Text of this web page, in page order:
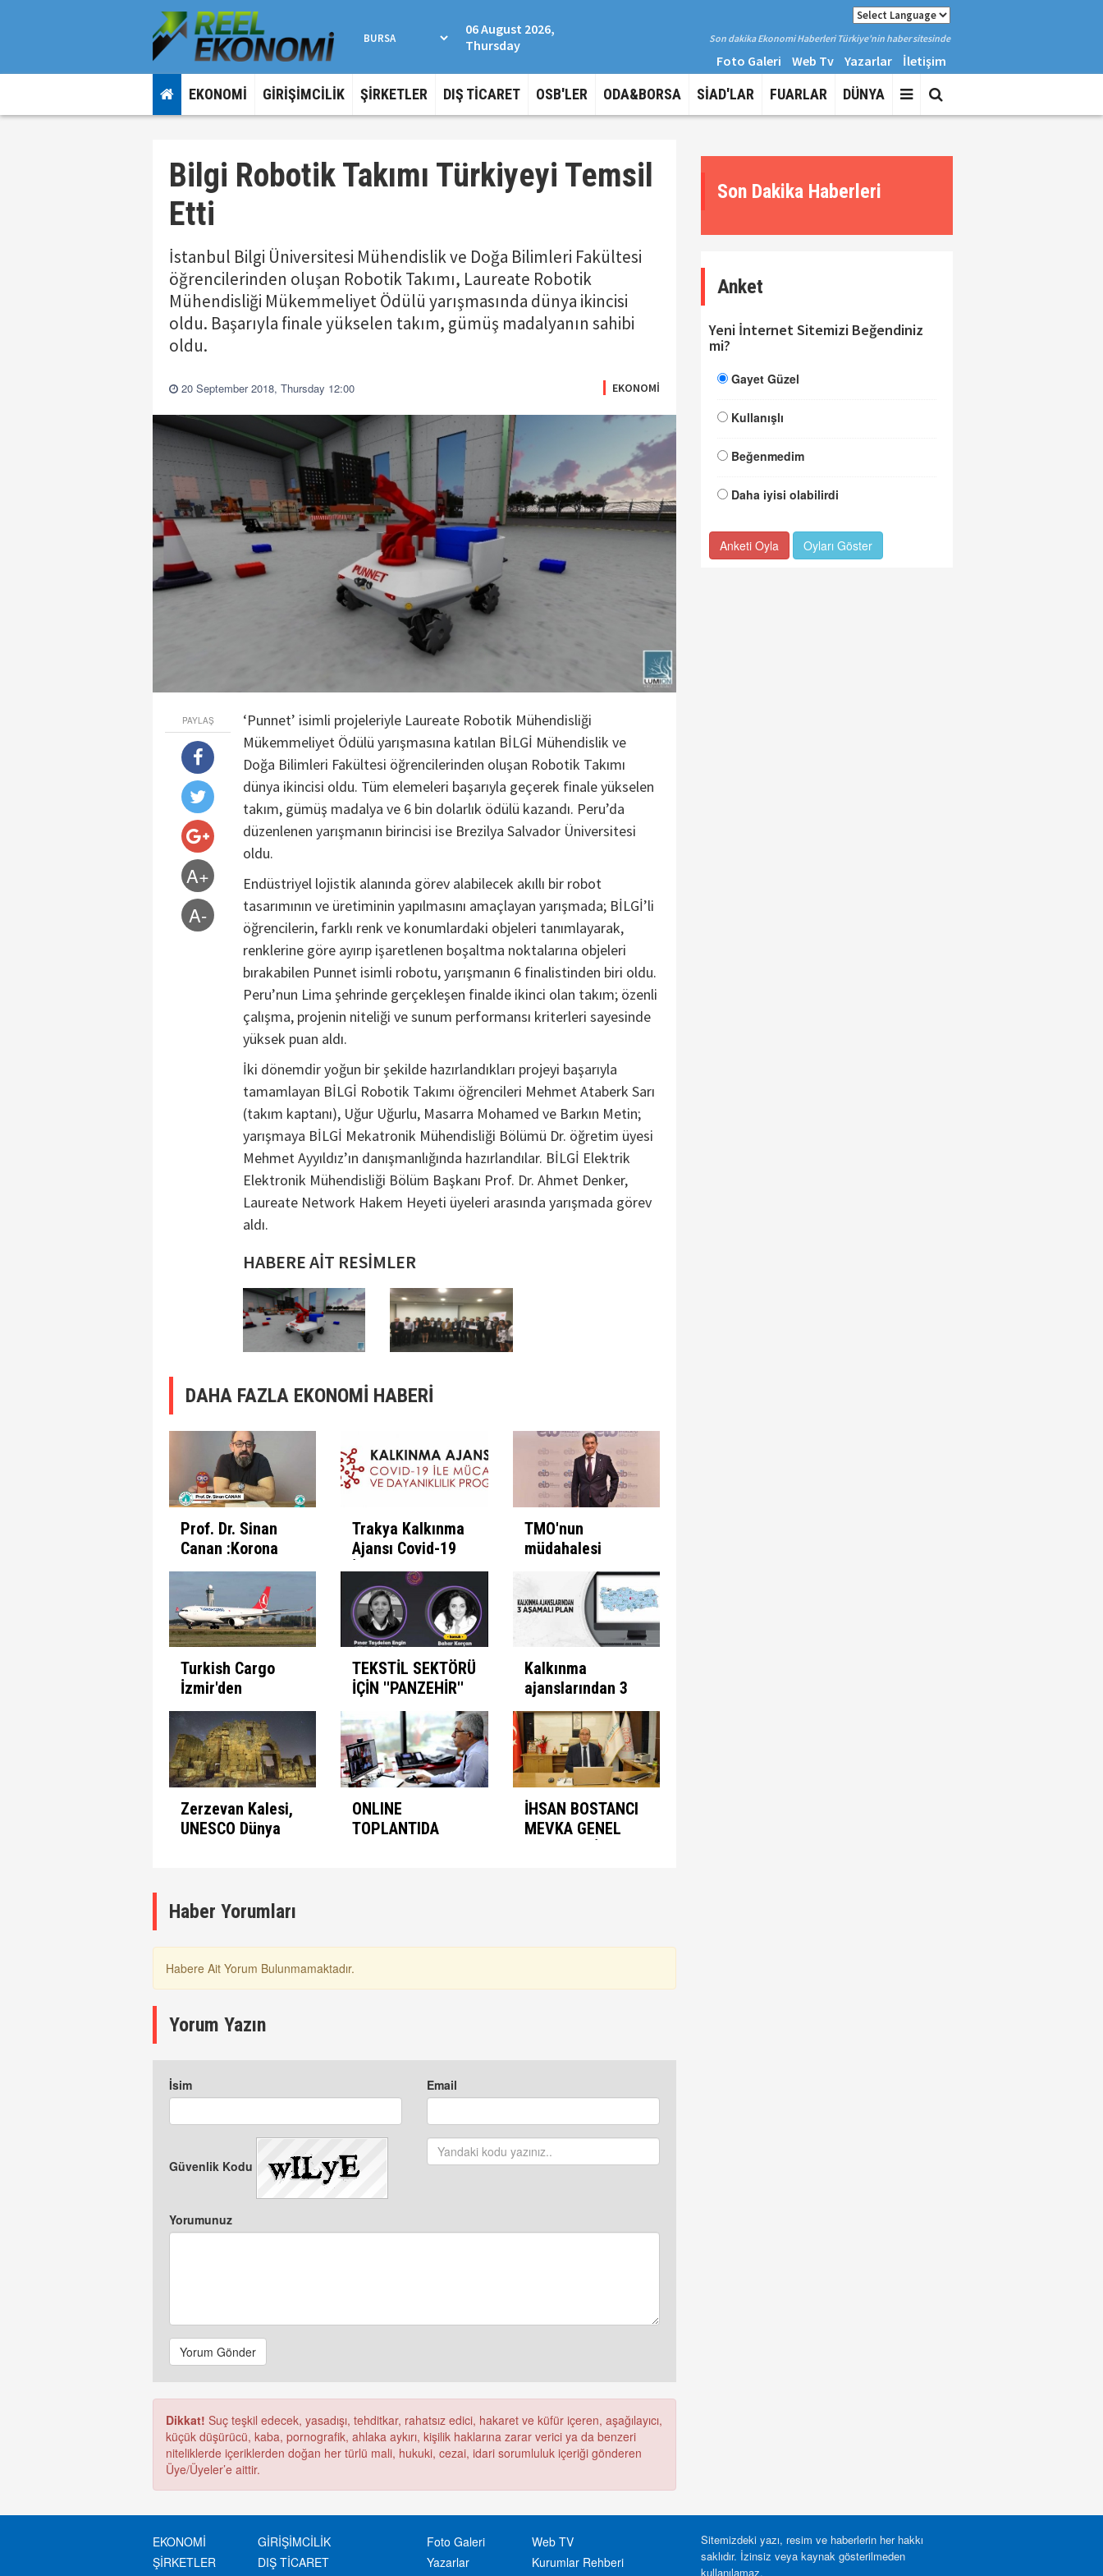
06 August 2026,
Thursday
Son dakika Ekonomi Haberleri Türkiye'nin haber sitesinde
Foto Galeri Web Tv Yazarlar İletişim
EKONOMİ GİRİŞİMCİLİK ŞİRKETLER DIŞ TİCARET OSB'LER ODA&BORSA SİAD'LAR FUARLAR DÜNYA
Bilgi Robotik Takımı Türkiyeyi Temsil
Etti
İstanbul Bilgi Üniversitesi Mühendislik ve Doğa Bilimleri Fakültesi
öğrencilerinden oluşan Robotik Takımı, Laureate Robotik
Mühendisliği Mükemmeliyet Ödülü yarışmasında dünya ikincisi
oldu. Başarıyla finale yükselen takım, gümüş madalyanın sahibi
oldu.
20 September 2018, Thursday 12:00 EKONOMİ
PAYLAŞ
A+
A-
‘Punnet’ isimli projeleriyle Laureate Robotik Mühendisliği
Mükemmeliyet Ödülü yarışmasına katılan BİLGİ Mühendislik ve
Doğa Bilimleri Fakültesi öğrencilerinden oluşan Robotik Takımı
dünya ikincisi oldu. Tüm elemeleri başarıyla geçerek finale yükselen
takım, gümüş madalya ve 6 bin dolarlık ödülü kazandı. Peru’da
düzenlenen yarışmanın birincisi ise Brezilya Salvador Üniversitesi
oldu.
Endüstriyel lojistik alanında görev alabilecek akıllı bir robot
tasarımının ve üretiminin yapılmasını amaçlayan yarışmada; BİLGİ’li
öğrencilerin, farklı renk ve konumlardaki objeleri tanımlayarak,
renklerine göre ayırıp işaretlenen boşaltma noktalarına objeleri
bırakabilen Punnet isimli robotu, yarışmanın 6 finalistinden biri oldu.
Peru’nun Lima şehrinde gerçekleşen finalde ikinci olan takım; özenli
çalışma, projenin niteliği ve sunum performansı kriterleri sayesinde
yüksek puan aldı.
İki dönemdir yoğun bir şekilde hazırlandıkları projeyi başarıyla
tamamlayan BİLGİ Robotik Takımı öğrencileri Mehmet Ataberk Sarı
(takım kaptanı), Uğur Uğurlu, Masarra Mohamed ve Barkın Metin;
yarışmaya BİLGİ Mekatronik Mühendisliği Bölümü Dr. öğretim üyesi
Mehmet Ayyıldız’ın danışmanlığında hazırlandılar. BİLGİ Elektrik
Elektronik Mühendisliği Bölüm Başkanı Prof. Dr. Ahmet Denker,
Laureate Network Hakem Heyeti üyeleri arasında yarışmada görev
aldı.
HABERE AİT RESİMLER
DAHA FAZLA EKONOMİ HABERİ
Prof. Dr. Sinan
Canan :Korona
Günlerinde
İnsanın Fabrika
Ayarları
Trakya Kalkınma
Ajansı Covid-19
İle Mücadele
Programını İlan
Etti
TMO'nun
müdahalesi
kazandırıyor
Turkish Cargo
İzmir'den
seferlerine
başlıyor
TEKSTİL SEKTÖRÜ
İÇİN ''PANZEHİR''
BULUNDU
Kalkınma
ajanslarından 3
aşamalı plan
Zerzevan Kalesi,
UNESCO Dünya
ONLINE
TOPLANTIDA
İHSAN BOSTANCI
MEVKA GENEL
Haber Yorumları
Habere Ait Yorum Bulunmamaktadır.
Yorum Yazın
İsim Email
Güvenlik Kodu
Yorumunuz
Yorum Gönder
Dikkat! Suç teşkil edecek, yasadışı, tehditkar, rahatsız edici, hakaret ve küfür içeren, aşağılayıcı,
küçük düşürücü, kaba, pornografik, ahlaka aykırı, kişilik haklarına zarar verici ya da benzeri
niteliklerde içeriklerden doğan her türlü mali, hukuki, cezai, idari sorumluluk içeriği gönderen
Üye/Üyeler’e aittir.
Son Dakika Haberleri
Anket
Yeni İnternet Sitemizi Beğendiniz
mi?
Gayet Güzel
Kullanışlı
Beğenmedim
Daha iyisi olabilirdi
Anketi Oyla Oyları Göster
EKONOMİ
GİRİŞİMCİLİK
ŞİRKETLER
DIŞ TİCARET
Foto Galeri
Web TV
Yazarlar
Kurumlar Rehberi
Sitemizdeki yazı, resim ve haberlerin her hakkı
saklıdır. İzinsiz veya kaynak gösterilmeden
kullanılamaz.